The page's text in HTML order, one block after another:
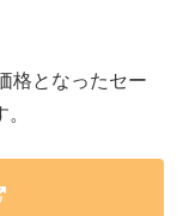
格となったセー